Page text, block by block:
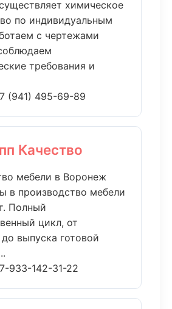
химическое
по индивидуальным
с чертежами
требования и
(941) 495-69-89
Качество
мебели в Воронеж
в производство мебели
Полный
цикл, от
выпуска готовой
933-142-31-22